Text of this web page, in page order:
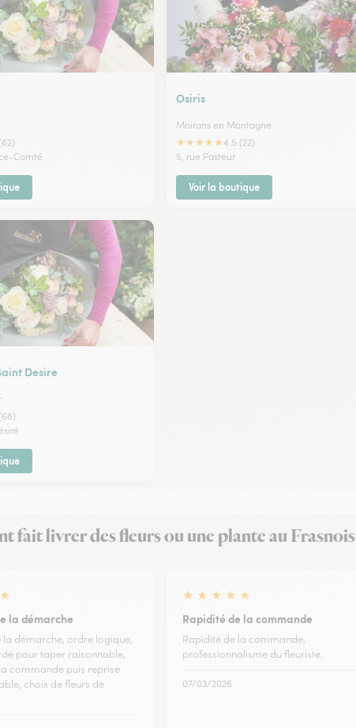
Comté
Osiris
Moirans en Montagne
★★★★★4.5 (22)
5, rue Pasteur
Voir la boutique
Desire
fait livrer des fleurs ou une plante au Frasnois
★
la démarche
la démarche, ordre logique,
pour taper raisonnable,
commande puis reprise
choix de fleurs de
★ ★ ★ ★ ★
Rapidité de la commande
Rapidité de la commande,
professionnalisme du fleuriste.
07/03/2026